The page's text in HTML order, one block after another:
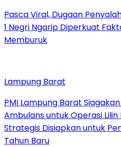
Pasca Viral, Dugaan
1 Negri Ngarip Diperkuat
Memburuk
Lampung Barat
PMI Lampung Barat
Ambulans untuk Operasi
Strategis Disiapkan untuk
Tahun Baru